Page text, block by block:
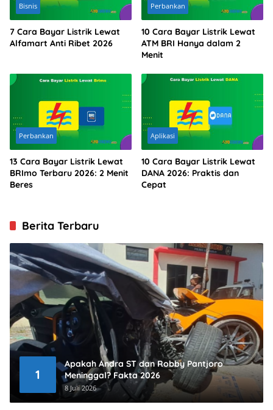
Bisnis
7 Cara Bayar Listrik Lewat
Alfamart Anti Ribet 2026
Perbankan
10 Cara Bayar Listrik Lewat
ATM BRI Hanya dalam 2
Menit
Perbankan
13 Cara Bayar Listrik Lewat
BRImo Terbaru 2026: 2 Menit
Beres
Aplikasi
10 Cara Bayar Listrik Lewat
DANA 2026: Praktis dan
Cepat
Berita Terbaru
1
Apakah Andra ST dan Robby Pantjoro
Meninggal? Fakta 2026
8 Juli 2026